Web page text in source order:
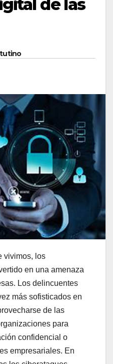
de las
vivimos, los
en una amenaza
Los delincuentes
más sofisticados en
de las
para
confidencial o
empresariales. En